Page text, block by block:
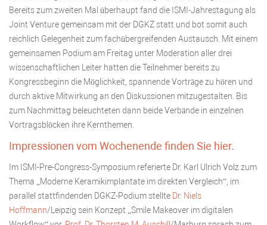
Bereits zum zweiten Mal überhaupt fand die ISMI-Jahrestagung als
Joint Venture gemeinsam mit der DGKZ statt und bot somit auch
reichlich Gelegenheit zum fachübergreifenden Austausch. Mit einem
gemeinsamen Podium am Freitag unter Moderation aller drei
wissenschaftlichen Leiter hatten die Teilnehmer bereits zu
Kongressbeginn die Möglichkeit, spannende Vorträge zu hören und
durch aktive Mitwirkung an den Diskussionen mitzugestalten. Bis
zum Nachmittag beleuchteten dann beide Verbände in einzelnen
Vortragsblöcken ihre Kernthemen.
Impressionen vom Wochenende finden Sie hier.
Im ISMI-Pre-Congress-Symposium referierte Dr. Karl Ulrich Volz zum
Thema „Moderne Keramikimplantate im direkten Vergleich“, im
parallel stattfindenden DGKZ-Podium stellte Dr. Niels
Hoffmann/Leipzig sein Konzept „Smile Makeover im digitalen